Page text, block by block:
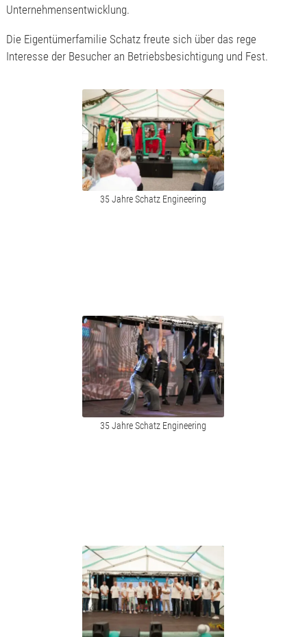
Unternehmensentwicklung.
Die Eigentümerfamilie Schatz freute sich über das rege
Interesse der Besucher an Betriebsbesichtigung und Fest.
35 Jahre Schatz Engineering
35 Jahre Schatz Engineering